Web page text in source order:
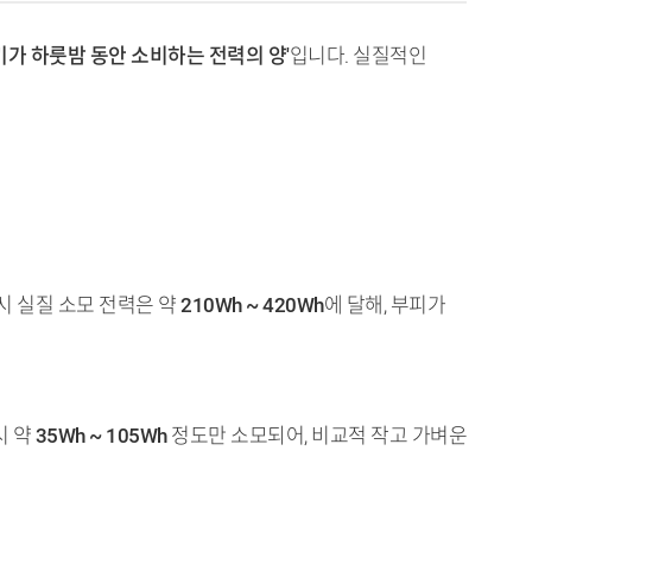
가 하룻밤 동안 소비하는 전력의 양'입니다. 실질적인
실질 소모 전력은 약 210Wh ~ 420Wh에 달해, 부피가
약 35Wh ~ 105Wh정도만 소모되어, 비교적 작고 가벼운